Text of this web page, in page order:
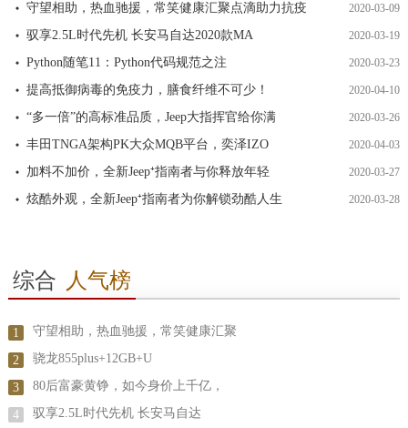
守望相助，热血驰援，常笑健康汇聚点滴助力抗疫 2020-03-09
驭享2.5L时代先机 长安马自达2020款MA 2020-03-19
Python随笔11：Python代码规范之注 2020-03-23
提高抵御病毒的免疫力，膳食纤维不可少！ 2020-04-10
“多一倍”的高标准品质，Jeep大指挥官给你满 2020-03-26
丰田TNGA架构PK大众MQB平台，奕泽IZO 2020-04-03
加料不加价，全新Jeep⁺指南者与你释放年轻 2020-03-27
炫酷外观，全新Jeep⁺指南者为你解锁劲酷人生 2020-03-28
综合 人气榜
1 守望相助，热血驰援，常笑健康汇聚
2 骁龙855plus+12GB+U
3 80后富豪黄铮，如今身价上千亿，
4 驭享2.5L时代先机 长安马自达